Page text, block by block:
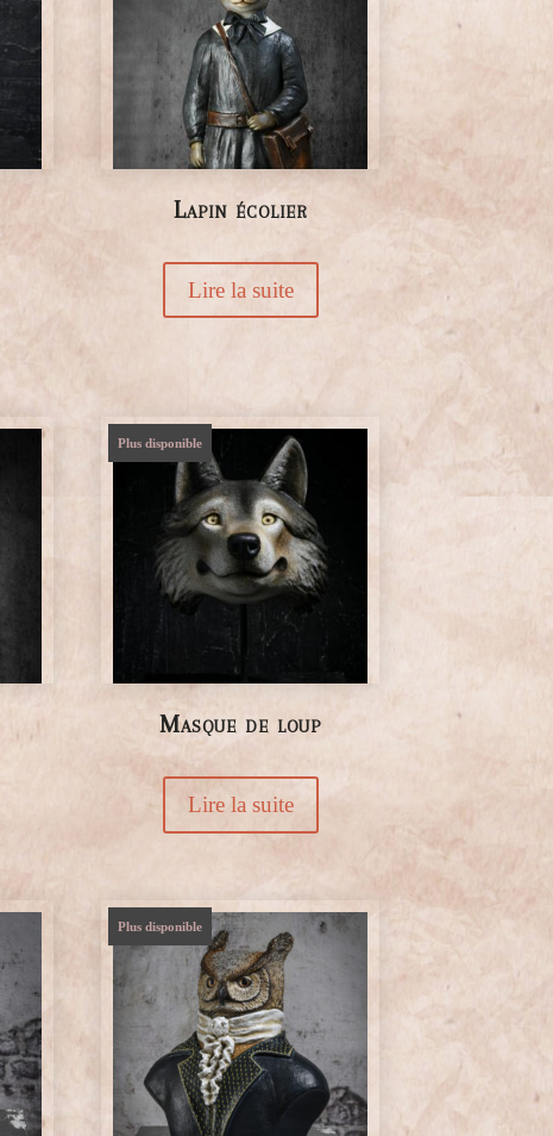
Lapin écolier
Lire la suite
Plus disponible
Masque de loup
Lire la suite
Plus disponible